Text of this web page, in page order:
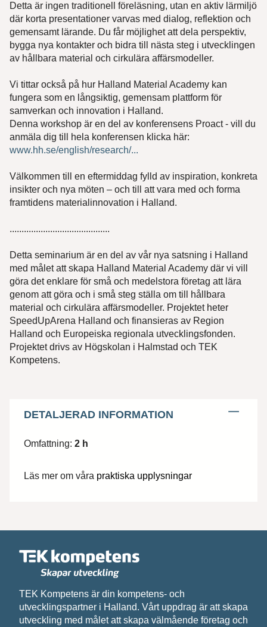
Detta är ingen traditionell föreläsning, utan en aktiv lärmiljö
där korta presentationer varvas med dialog, reflektion och
gemensamt lärande. Du får möjlighet att dela perspektiv,
bygga nya kontakter och bidra till nästa steg i utvecklingen
av hållbara material och cirkulära affärsmodeller.
Vi tittar också på hur Halland Material Academy kan
fungera som en långsiktig, gemensam plattform för
samverkan och innovation i Halland.
Denna workshop är en del av konferensens Proact - vill du
anmäla dig till hela konferensen klicka här:
www.hh.se/english/research/...
Välkommen till en eftermiddag fylld av inspiration, konkreta
insikter och nya möten – och till att vara med och forma
framtidens materialinnovation i Halland.
..........................................
Detta seminarium är en del av vår nya satsning i Halland
med målet att skapa Halland Material Academy där vi vill
göra det enklare för små och medelstora företag att lära
genom att göra och i små steg ställa om till hållbara
material och cirkulära affärsmodeller. Projektet heter
SpeedUpArena Halland och finansieras av Region
Halland och Europeiska regionala utvecklingsfonden.
Projektet drivs av Högskolan i Halmstad och TEK
Kompetens.
DETALJERAD INFORMATION
Omfattning: 2 h
Läs mer om våra praktiska upplysningar
TEK Kompetens är din kompetens- och
utvecklingspartner i Halland. Vårt uppdrag är att skapa
utveckling med målet att skapa välmående företag och
Hittar du inte utbildningen du söker?
Skriv till oss om vad du har för behov och
Epost*
Vi behandlar dina personuppgifter i enlighet med